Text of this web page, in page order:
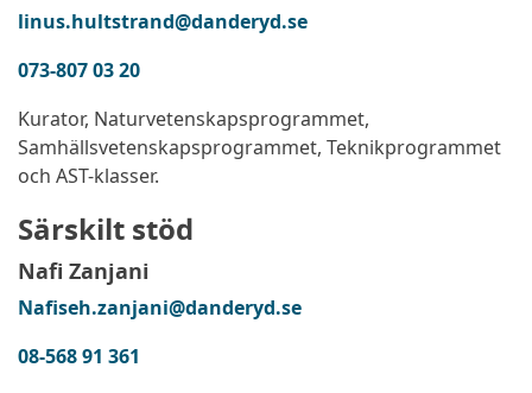
linus.hultstrand@danderyd.se
073-807 03 20
Kurator, Naturvetenskapsprogrammet,
Samhällsvetenskapsprogrammet, Teknikprogrammet
och AST-klasser.
Särskilt stöd
Nafi Zanjani
Nafiseh.zanjani@danderyd.se
08-568 91 361